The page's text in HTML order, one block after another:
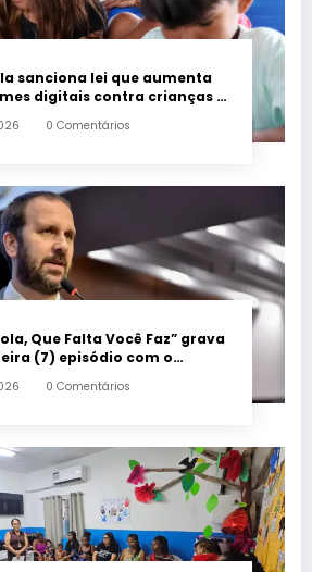
sanciona lei que aumenta
digitais contra crianças é
0 Comentários
Que Falta Você Faz” grava
(7) episódio com o
0 Comentários